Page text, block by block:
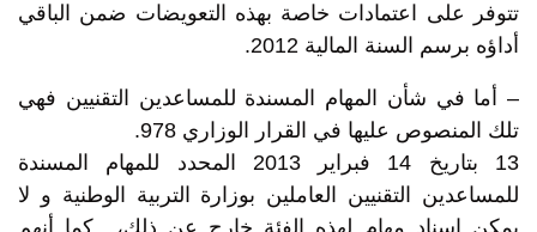
تتوفر على اعتمادات خاصة بهذه التعويضات ضمن الباقي
أداؤه برسم السنة المالية 2012.
– أما في شأن المهام المسندة للمساعدين التقنيين فهي
تلك المنصوص عليها في القرار الوزاري 978.
13 بتاريخ 14 فبراير 2013 المحدد للمهام المسندة
للمساعدين التقنيين العاملين بوزارة التربية الوطنية و لا